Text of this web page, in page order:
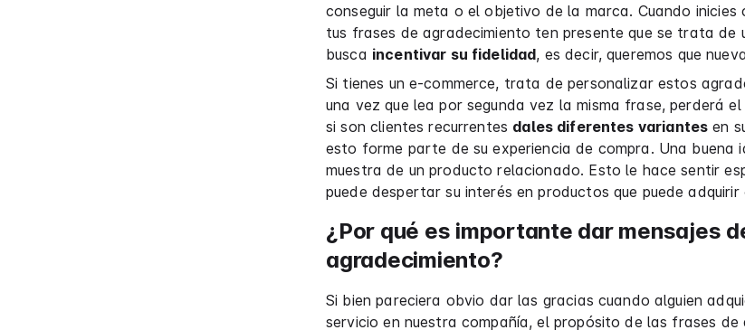
conseguir la meta o el objetivo de la marca. Cuando inicies
tus frases de agradecimiento ten presente que se trata de
busca incentivar su fidelidad, es decir, queremos que
Si tienes un e-commerce, trata de personalizar estos
una vez que lea por segunda vez la misma frase, perderá
si son clientes recurrentes dales diferentes variantes en
esto forme parte de su experiencia de compra. Una buena
muestra de un producto relacionado. Esto le hace sentir
puede despertar su interés en productos que puede
¿Por qué es importante dar mensajes
agradecimiento?
Si bien pareciera obvio dar las gracias cuando alguien
servicio en nuestra compañía, el propósito de las frases de